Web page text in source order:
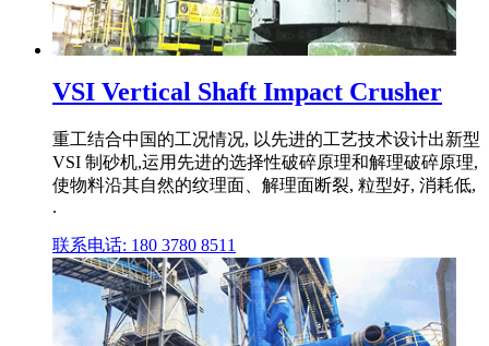
VSI Vertical Shaft Impact Crusher
重工结合中国的工况情况, 以先进的工艺技术设计出新型
VSI 制砂机,运用先进的选择性破碎原理和解理破碎原理,
使物料沿其自然的纹理面、解理面断裂, 粒型好, 消耗低,
.
联系电话: 180 3780 8511